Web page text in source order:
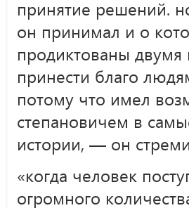
принятие решений.
он принимал и о
продиктованы
принести благо
потому что имел
степановичем в
истории, — он
«когда человек
огромного